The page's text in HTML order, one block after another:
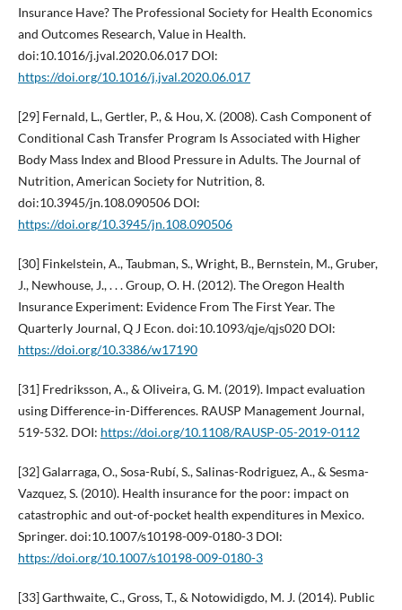
Insurance Have? The Professional Society for Health Economics
and Outcomes Research, Value in Health.
doi:10.1016/j.jval.2020.06.017 DOI:
https://doi.org/10.1016/j.jval.2020.06.017
[29] Fernald, L., Gertler, P., & Hou, X. (2008). Cash Component of
Conditional Cash Transfer Program Is Associated with Higher
Body Mass Index and Blood Pressure in Adults. The Journal of
Nutrition, American Society for Nutrition, 8.
doi:10.3945/jn.108.090506 DOI:
https://doi.org/10.3945/jn.108.090506
[30] Finkelstein, A., Taubman, S., Wright, B., Bernstein, M., Gruber,
J., Newhouse, J., . . . Group, O. H. (2012). The Oregon Health
Insurance Experiment: Evidence From The First Year. The
Quarterly Journal, Q J Econ. doi:10.1093/qje/qjs020 DOI:
https://doi.org/10.3386/w17190
[31] Fredriksson, A., & Oliveira, G. M. (2019). Impact evaluation
using Difference-in-Differences. RAUSP Management Journal,
519-532. DOI: https://doi.org/10.1108/RAUSP-05-2019-0112
[32] Galarraga, O., Sosa-Rubí, S., Salinas-Rodriguez, A., & Sesma-
Vazquez, S. (2010). Health insurance for the poor: impact on
catastrophic and out-of-pocket health expenditures in Mexico.
Springer. doi:10.1007/s10198-009-0180-3 DOI:
https://doi.org/10.1007/s10198-009-0180-3
[33] Garthwaite, C., Gross, T., & Notowidigdo, M. J. (2014). Public